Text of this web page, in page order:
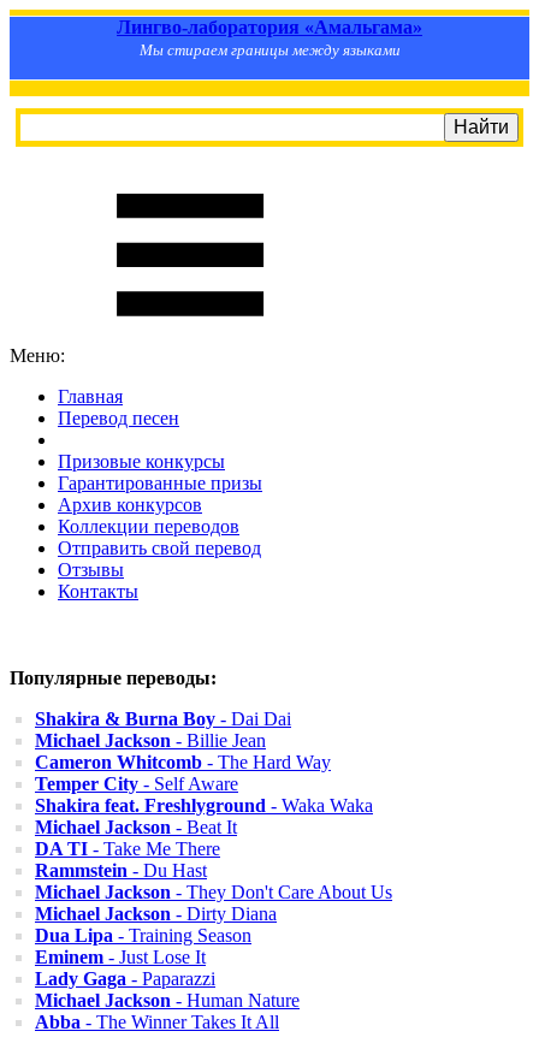
Лингво-лаборатория «Амальгама»
Мы стираем границы между языками
Меню:
Главная
Перевод песен
Призовые конкурсы
Гарантированные призы
Архив конкурсов
Коллекции переводов
Отправить свой перевод
Отзывы
Контакты
Популярные переводы:
Shakira & Burna Boy - Dai Dai
Michael Jackson - Billie Jean
Cameron Whitcomb - The Hard Way
Temper City - Self Aware
Shakira feat. Freshlyground - Waka Waka
Michael Jackson - Beat It
DA TI - Take Me There
Rammstein - Du Hast
Michael Jackson - They Don't Care About Us
Michael Jackson - Dirty Diana
Dua Lipa - Training Season
Eminem - Just Lose It
Lady Gaga - Paparazzi
Michael Jackson - Human Nature
Abba - The Winner Takes It All